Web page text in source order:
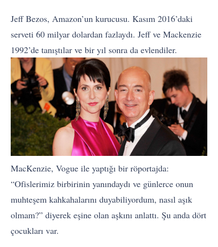
Jeff Bezos, Amazon’un kurucusu. Kasım 2016’daki
serveti 60 milyar dolardan fazlaydı. Jeff ve Mackenzie
1992’de tanıştılar ve bir yıl sonra da evlendiler.
MacKenzie, Vogue ile yaptığı bir röportajda:
“Ofislerimiz birbirinin yanındaydı ve günlerce onun
muhteşem kahkahalarını duyabiliyordum, nasıl aşık
olmam?” diyerek eşine olan aşkını anlattı. Şu anda dört
çocukları var.